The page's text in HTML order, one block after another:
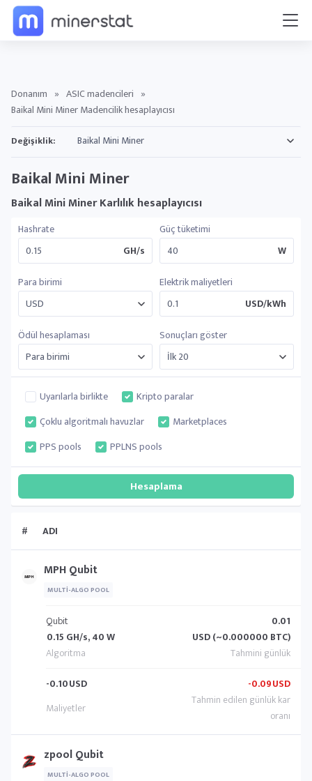
Donanım » ASIC madencileri »
Baikal Mini Miner Madencilik hesaplayıcısı
Değişiklik:
Baikal Mini Miner
Baikal Mini Miner Karlılık hesaplayıcısı
Hashrate
GH/s
Güç tüketimi
W
Para birimi
Elektrik maliyetleri
USD/kWh
Ödül hesaplaması
Sonuçları göster
Uyarılarla birlikte
Kripto paralar
Çoklu algoritmalı havuzlar
Marketplaces
PPS pools
PPLNS pools
# ADI
MPH Qubit
MULTI-ALGO POOL
Qubit
0.15 GH/s, 40 W
0.01
USD (~0.000000 BTC)
-0.10USD -0.09USD
zpool Qubit
MULTI-ALGO POOL